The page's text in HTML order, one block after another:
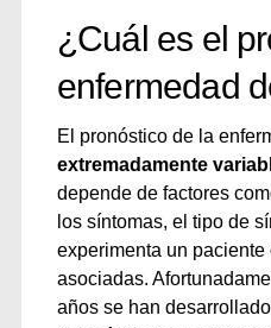
¿Cuál es el
enfermedad
El pronóstico de la
extremadamente
depende de factores
los síntomas, el tipo de
experimenta un
asociadas.
años se han desarrollado